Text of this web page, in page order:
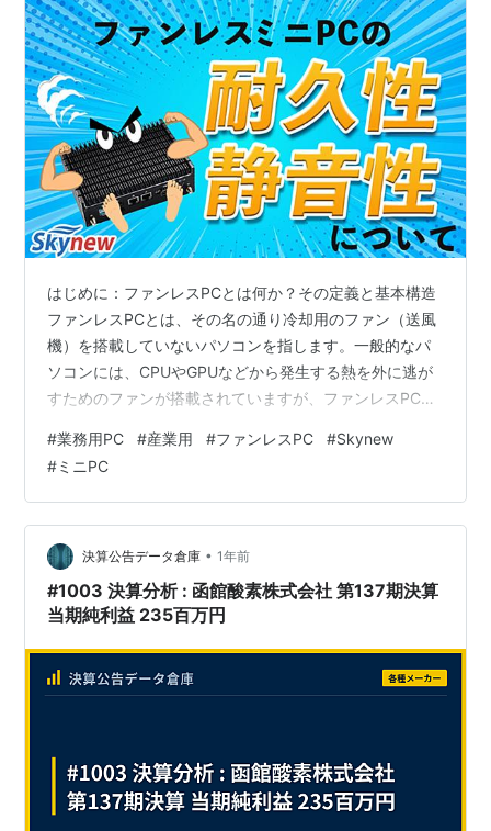
はじめに：ファンレスPCとは何か？その定義と基本構造
ファンレスPCとは、その名の通り冷却用のファン（送風
機）を搭載していないパソコンを指します。一般的なパ
ソコンには、CPUやGPUなどから発生する熱を外に逃が
すためのファンが搭載されていますが、ファンレスPCは
します。 ファンレスPCでは、ヒートシンク（放熱板）
や、アルミ製の筐体全体を使った熱伝導設計など、パッ
シブな冷却機構を採用しています。これにより、動作音
がほぼゼロで、かつ埃の侵入リスクも軽減されるという
特徴を持ちます。 なお、「ファンレス」とは言っても、
すべてのパーツが完全無音とは限らず…
#業務用PC #産業用 #ファンレスPC #Skynew
#ミニPC
決算公告データ倉庫 • 1年前
#1003 決算分析 : 函館酸素株式会社 第137期決算
当期純利益 235百万円